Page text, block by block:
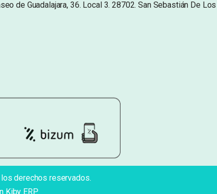
de Guadalajara, 36. Local 3. 28702. San Sebastián De
derechos reservados.
Kiby ERP